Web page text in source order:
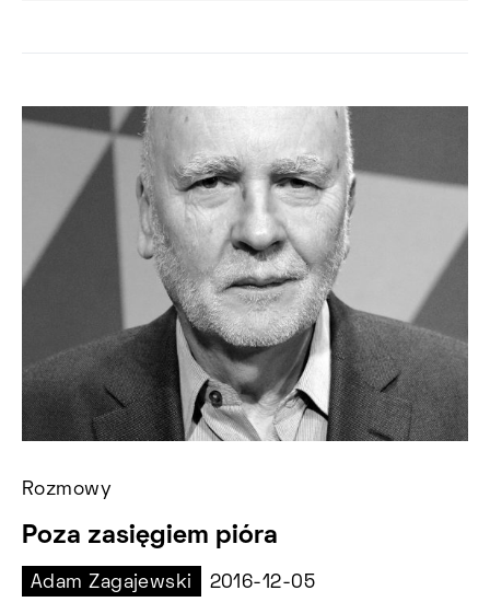
Rozmowy
Poza zasięgiem pióra
Adam Zagajewski 2016-12-05